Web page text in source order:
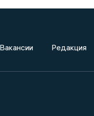
Вакансии Редакция